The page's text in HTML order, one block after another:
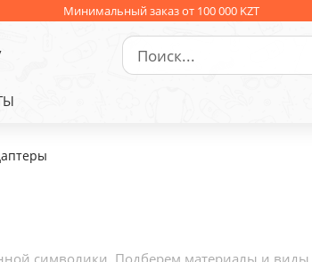
Минимальный заказ от 100 000 KZT